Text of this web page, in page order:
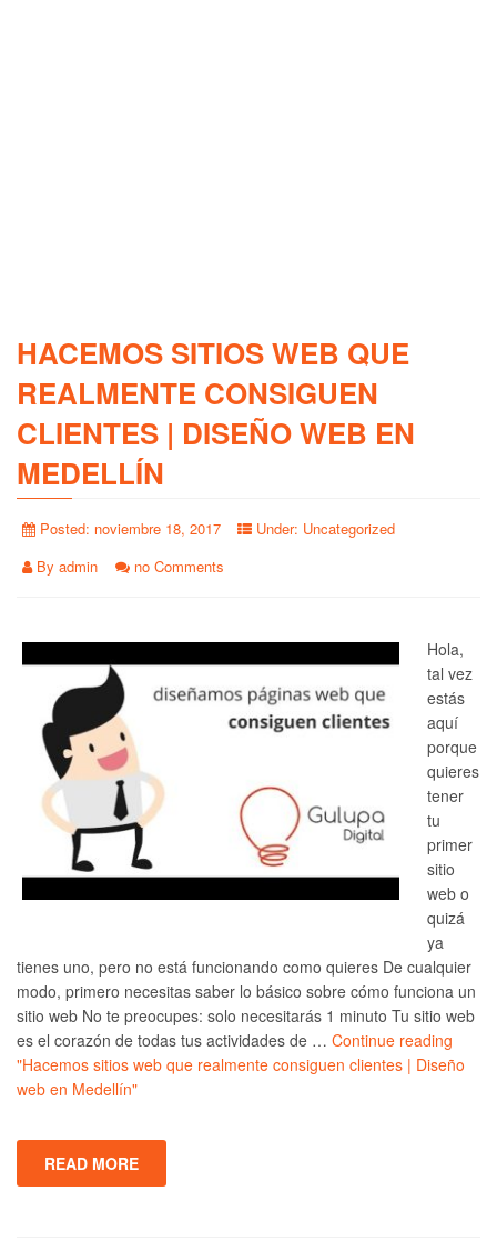
HACEMOS SITIOS WEB QUE
REALMENTE CONSIGUEN
CLIENTES | DISEÑO WEB EN
MEDELLÍN
Posted: noviembre 18, 2017 Under: Uncategorized
By admin no Comments
Hola,
tal vez
estás
aquí
porque
quieres
tener
tu
primer
sitio
web o
quizá
ya
tienes uno, pero no está funcionando como quieres De cualquier
modo, primero necesitas saber lo básico sobre cómo funciona un
sitio web No te preocupes: solo necesitarás 1 minuto Tu sitio web
es el corazón de todas tus actividades de … Continue reading
"Hacemos sitios web que realmente consiguen clientes | Diseño
web en Medellín"
READ MORE